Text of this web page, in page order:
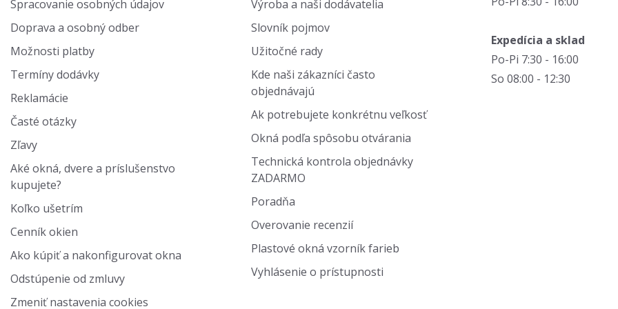
Spracovanie osobných údajov
Doprava a osobný odber
Možnosti platby
Termíny dodávky
Reklamácie
Časté otázky
Zľavy
Aké okná, dvere a príslušenstvo
kupujete?
Koľko ušetrím
Cenník okien
Ako kúpiť a nakonfigurovat okna
Odstúpenie od zmluvy
Zmeniť nastavenia cookies
Výroba a naši dodávatelia
Slovník pojmov
Užitočné rady
Kde naši zákazníci často
objednávajú
Ak potrebujete konkrétnu veľkosť
Okná podľa spôsobu otvárania
Technická kontrola objednávky
ZADARMO
Poradňa
Overovanie recenzií
Plastové okná vzorník farieb
Vyhlásenie o prístupnosti
Expedícia a sklad
Po-Pi 7:30 - 16:00
So 08:00 - 12:30